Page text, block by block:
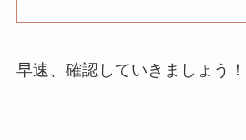
早速、確認していきましょう！